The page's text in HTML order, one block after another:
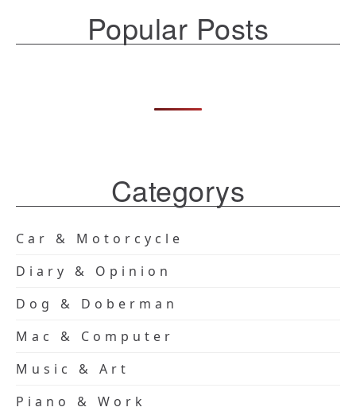
Popular Posts
Categorys
Car & Motorcycle
Diary & Opinion
Dog & Doberman
Mac & Computer
Music & Art
Piano & Work